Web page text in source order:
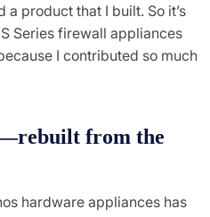
product that I built. So it’s
Series firewall appliances
I contributed so much
from the
hardware appliances has